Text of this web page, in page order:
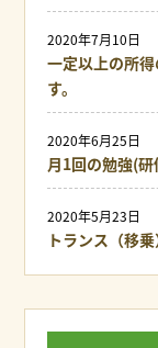
一定以上の所
す。
2020年7月10日
月1回の勉強(
2020年6月25日
トランス（移
2020年5月23日